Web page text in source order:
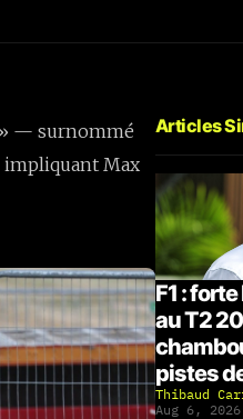
» — surnommé
impliquant Max
Articles
F1 :
au T2
pistes
Thibaud
Aug 6, 2026